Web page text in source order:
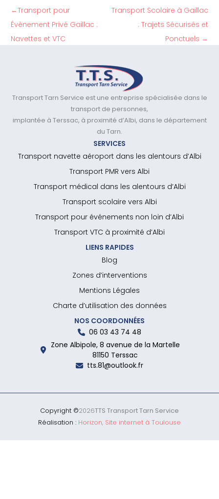
←Transport pour
Évènement Privé Gaillac :
Navettes et VTC
Transport Scolaire à Gaillac
: Trajets Sécurisés et
Ponctuels →
Transport Tarn Service est une entreprise spécialisée dans le
transport de personnes,
implantée à Terssac, à proximité d’Albi, dans le département
du Tarn.
SERVICES
Transport navette aéroport dans les alentours d’Albi
Transport PMR vers Albi
Transport médical dans les alentours d’Albi
Transport scolaire vers Albi
Transport pour événements non loin d’Albi
Transport VTC à proximité d’Albi
LIENS RAPIDES
Blog
Zones d’interventions
Mentions Légales
Charte d’utilisation des données
NOS COORDONNÉES
06 03 43 74 48
Zone Albipole, 8 avenue de la Martelle
81150 Terssac
tts.81@outlook.fr
Copyright ©2026TTS Transport Tarn Service
Réalisation : Horizon, Site internet à Toulouse